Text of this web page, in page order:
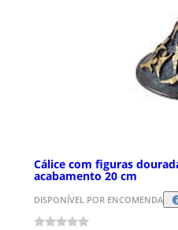
Cálice com figuras
acabamento 20 cm
DISPONÍVEL POR ENCOMENDA